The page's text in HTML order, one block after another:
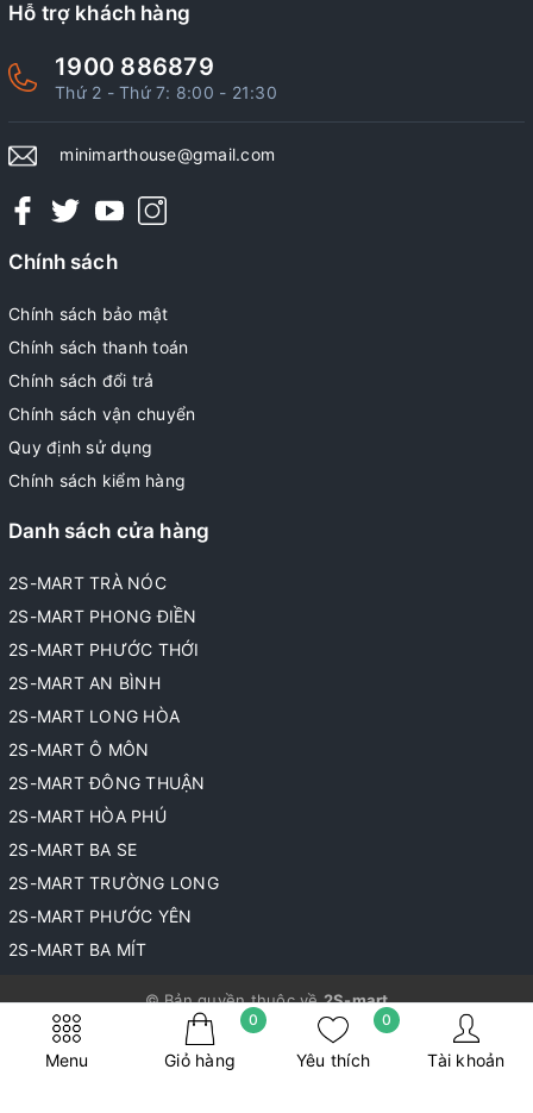
Menu Giỏ hàng
0
Yêu thích
0
Tài khoản
Hỗ trợ khách hàng
1900 886879
Thứ 2 - Thứ 7: 8:00 - 21:30
minimarthouse@gmail.com
Chính sách
Chính sách bảo mật
Chính sách thanh toán
Chính sách đổi trả
Chính sách vận chuyển
Quy định sử dụng
Chính sách kiểm hàng
Danh sách cửa hàng
2S-MART TRÀ NÓC
2S-MART PHONG ĐIỀN
2S-MART PHƯỚC THỚI
2S-MART AN BÌNH
2S-MART LONG HÒA
2S-MART Ô MÔN
2S-MART ĐÔNG THUẬN
2S-MART HÒA PHÚ
2S-MART BA SE
2S-MART TRƯỜNG LONG
2S-MART PHƯỚC YÊN
2S-MART BA MÍT
© Bản quyền thuộc về2S-mart
Cung cấp bởi
Sapo